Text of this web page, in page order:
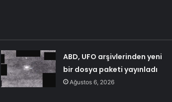
ABD, UFO arşivlerinden yeni
bir dosya paketi yayınladı
Ağustos 6, 2026